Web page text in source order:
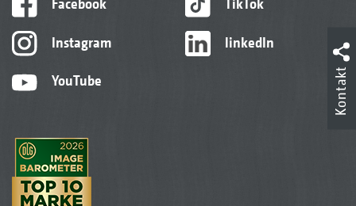
Facebook
Instagram
YouTube
TikTok
linkedIn
Kontakt